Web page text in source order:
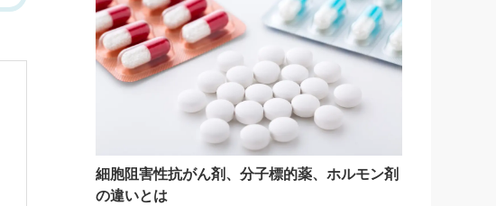
細胞阻害性抗がん剤、分子標的薬、ホルモン剤
の違いとは